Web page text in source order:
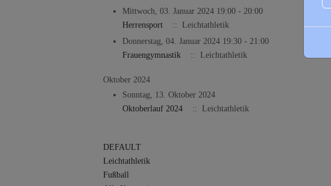
Mittwoch, 03. Januar 2024 19:00 - 20:00
Herrensport
:: Leichtathletik
Donnerstag, 04. Januar 2024 19:30 - 21:00
Frauengymnastik
:: Leichtathletik
Oktober 2024
Sonntag, 13. Oktober 2024
Oktoberlauf 2024
:: Leichtathletik
DEFAULT
Leichtathletik
Fußball